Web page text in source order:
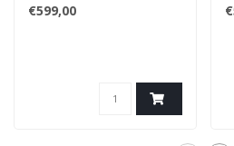
€599,00